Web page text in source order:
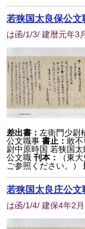
若狭国太良保公文
は函/1/3/ 建暦元年3
差出書： 左衛門少尉
公文職事書止：敢
尉中原時国 若狭国
公文職 刊本：
（東
ご参照ください。）
若狭国太良庄公文
は函/1/4/ 建保4年2月